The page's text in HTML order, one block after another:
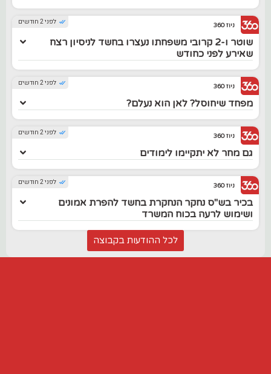
לפני 2 חודשים ניוז 360
שוטר ו-2 קרובי משפחתו נעצרו בחשד לניסיון רצח
שאירע לפני כחודש
לפני 2 חודשים ניוז 360
מפחד שיחוסל? לאן הוא נעלם?
לפני 2 חודשים ניוז 360
גם מחר לא יתקיימו לימודים
לפני 2 חודשים ניוז 360
בכיר בש"ס נחקר הנחקרת בחשד להפרת אמונים
ושימוש לרעה בכוח המשרד
לכל ההודעות בקבוצה